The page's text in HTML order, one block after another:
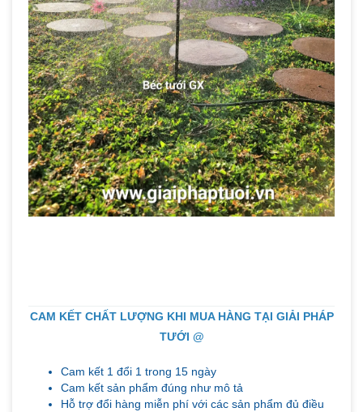
CAM KẾT CHẤT LƯỢNG KHI MUA HÀNG TẠI GIẢI PHÁP
TƯỚI @
Cam kết 1 đổi 1 trong 15 ngày
Cam kết sản phẩm đúng như mô tả
Hỗ trợ đổi hàng miễn phí với các sản phẩm đủ điều